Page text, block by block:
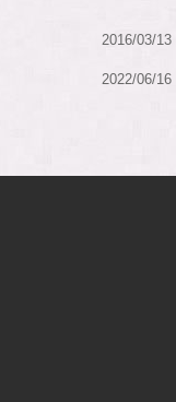
2016/03/13
2022/06/16